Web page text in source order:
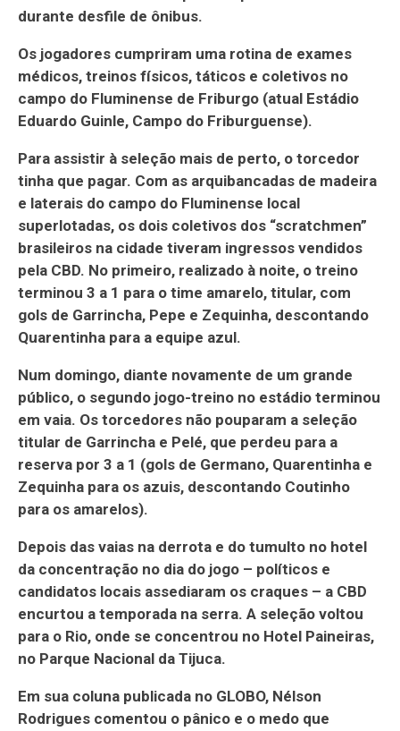
durante desfile de ônibus.
Os jogadores cumpriram uma rotina de exames
médicos, treinos físicos, táticos e coletivos no
campo do Fluminense de Friburgo (atual Estádio
Eduardo Guinle, Campo do Friburguense).
Para assistir à seleção mais de perto, o torcedor
tinha que pagar. Com as arquibancadas de madeira
e laterais do campo do Fluminense local
superlotadas, os dois coletivos dos “scratchmen”
brasileiros na cidade tiveram ingressos vendidos
pela CBD. No primeiro, realizado à noite, o treino
terminou 3 a 1 para o time amarelo, titular, com
gols de Garrincha, Pepe e Zequinha, descontando
Quarentinha para a equipe azul.
Num domingo, diante novamente de um grande
público, o segundo jogo-treino no estádio terminou
em vaia. Os torcedores não pouparam a seleção
titular de Garrincha e Pelé, que perdeu para a
reserva por 3 a 1 (gols de Germano, Quarentinha e
Zequinha para os azuis, descontando Coutinho
para os amarelos).
Depois das vaias na derrota e do tumulto no hotel
da concentração no dia do jogo – políticos e
candidatos locais assediaram os craques – a CBD
encurtou a temporada na serra. A seleção voltou
para o Rio, onde se concentrou no Hotel Paineiras,
no Parque Nacional da Tijuca.
Em sua coluna publicada no GLOBO, Nélson
Rodrigues comentou o pânico e o medo que